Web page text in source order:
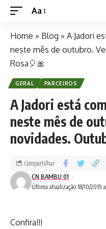
Aa
Home » Blog » A Jadori
neste mês de outubro.
Rosa🎈🎀
GERAL PARCEIROS
A Jadori está
neste mês de
novidades.
Última atualização 18/10/2019
CN BAMBU 01
Compartilhar
Confira!!!